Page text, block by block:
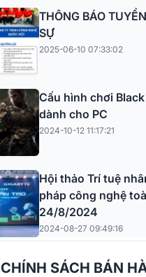
THÔNG BÁO
SỰ
2025-06-10 07:33:02
Cấu hình chơi
dành cho PC
2024-10-12 11:17:21
Hội thảo Trí tuệ
pháp công nghệ
24/8/2024
2024-08-27 09:49:16
CHÍNH SÁCH BÁN